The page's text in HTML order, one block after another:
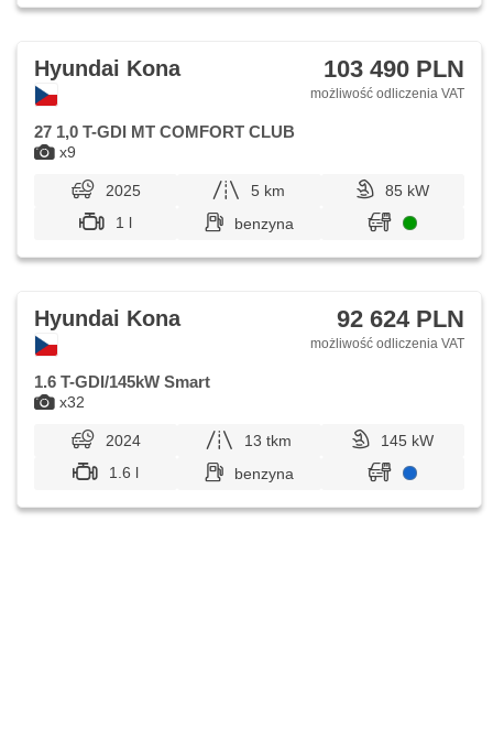
x9
Hyundai Kona 103 490 PLN
możliwość odliczenia VAT
27 1,0 T-GDI MT COMFORT CLUB
2025 5 km
85 kW
1 l
benzyna
x32
Hyundai Kona 92 624 PLN
możliwość odliczenia VAT
1.6 T-GDI/145kW Smart
2024 13 tkm
145 kW
1.6 l
benzyna